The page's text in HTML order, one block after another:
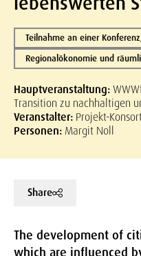
Teilnahme an einer
Regionalökonomie und
Hauptveranstaltung:
Transition zu nachhaltigen
Veranstalter: Projekt-
Personen: Margit Noll
Share
The development of
which are influenced